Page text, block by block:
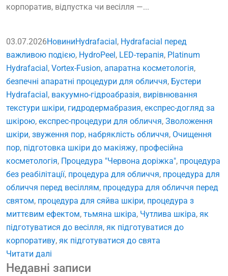
корпоратив, відпустка чи весілля —...
03.07.2026НовиниHydrafacial , Hydrafacial перед
важливою подією, HydroPeel , LED-терапія, Platinum
Hydrafacial , Vortex-Fusion, апаратна косметологія,
безпечні апаратні процедури для обличчя, Бустери
Hydrafacial , вакуумно-гідроабразія, вирівнювання
текстури шкіри, гидродермабразия, експрес-догляд за
шкірою, експрес-процедури для обличчя, Зволоження
шкіри, звуження пор, набряклість обличчя, Очищення
пор, підготовка шкіри до макіяжу, професійна
косметологія, Процедура "Червона доріжка", процедура
без реабілітації, процедура для обличчя, процедура для
обличчя перед весіллям, процедура для обличчя перед
святом, процедура для сяйва шкіри, процедура з
миттєвим ефектом, тьмяна шкіра, Чутлива шкіра, як
підготуватися до весілля, як підготуватися до
корпоративу, як підготуватися до свята
Читати далі
Недавні записи